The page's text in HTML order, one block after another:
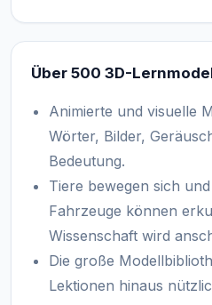
Über 500 3D-
Animierte und visuelle
Wörter, Bilder,
Bedeutung.
Tiere bewegen sich
Fahrzeuge können
Wissenschaft wird
Die große
Lektionen hinaus